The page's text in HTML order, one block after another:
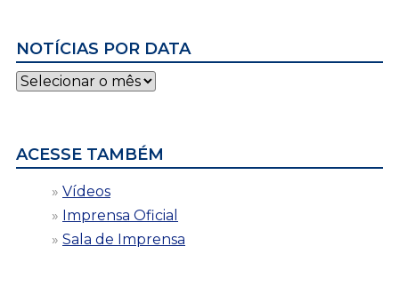
NOTÍCIAS POR DATA
Notícias
por
ACESSE TAMBÉM
Vídeos
Imprensa Oficial
Sala de Imprensa